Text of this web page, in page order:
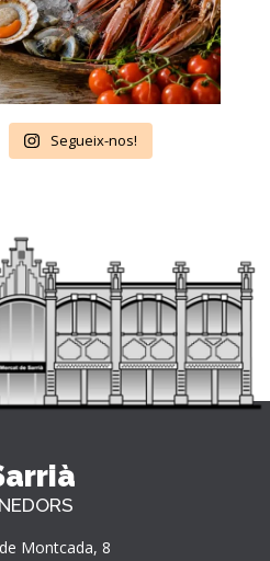
Segueix-nos!
Montcada, 8